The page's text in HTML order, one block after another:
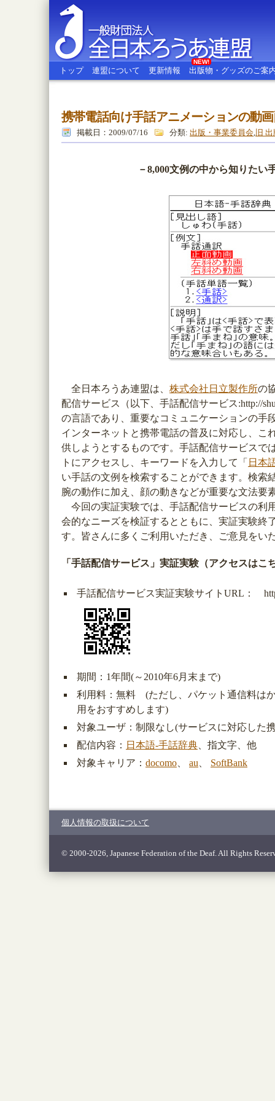
全日本ろうあ連盟
トップ 連盟について 更新情報 出版物・グッズのご案
NEW!
携帯電話向け手話アニメーションの動
掲載日：2009/07/16 分類: 出版・事業委員会, 旧
－8,000文例の中から知りた
全日本ろうあ連盟は、 株式会社日立製作所の
配信サービス（以下、手話配信サービス:http://
の言語であり、重要なコミュニケーションの手
インターネットと携帯電話の普及に対応し、こ
供しようとするものです。手話配信サービスで
トにアクセスし、キーワードを入力して「 日本
い手話の文例を検索することができます。検索
腕の動作に加え、顔の動きなどが重要な文法要
今回の実証実験では、手話配信サービスの利
会的なニーズを検証するとともに、実証実験終
す。皆さんに多くご利用いただき、ご意見をい
「手話配信サービス」実証実験（アクセスはこ
手話配信サービス実証実験サイトURL：
期間：1年間(～2010年6月末まで)
利用料：無料 (ただし、パケット通信料は
用をおすすめします)
対象ユーザ：制限なし(サービスに対応した
配信内容： 日本語-手話辞典 、指文字、他
対象キャリア： docomo au SoftBank
個人情報の取扱について
© 2000-2026, Japanese Federation of the Deaf. All Rights